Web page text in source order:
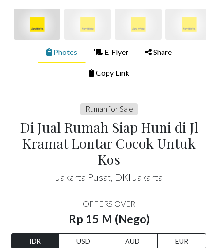
Photos E-Flyer Share
Copy Link
Rumah for Sale
Di Jual Rumah Siap Huni di Jl
Kramat Lontar Cocok Untuk
Kos
Jakarta Pusat, DKI Jakarta
OFFERS OVER
Rp 15 M (Nego)
IDR USD AUD EUR